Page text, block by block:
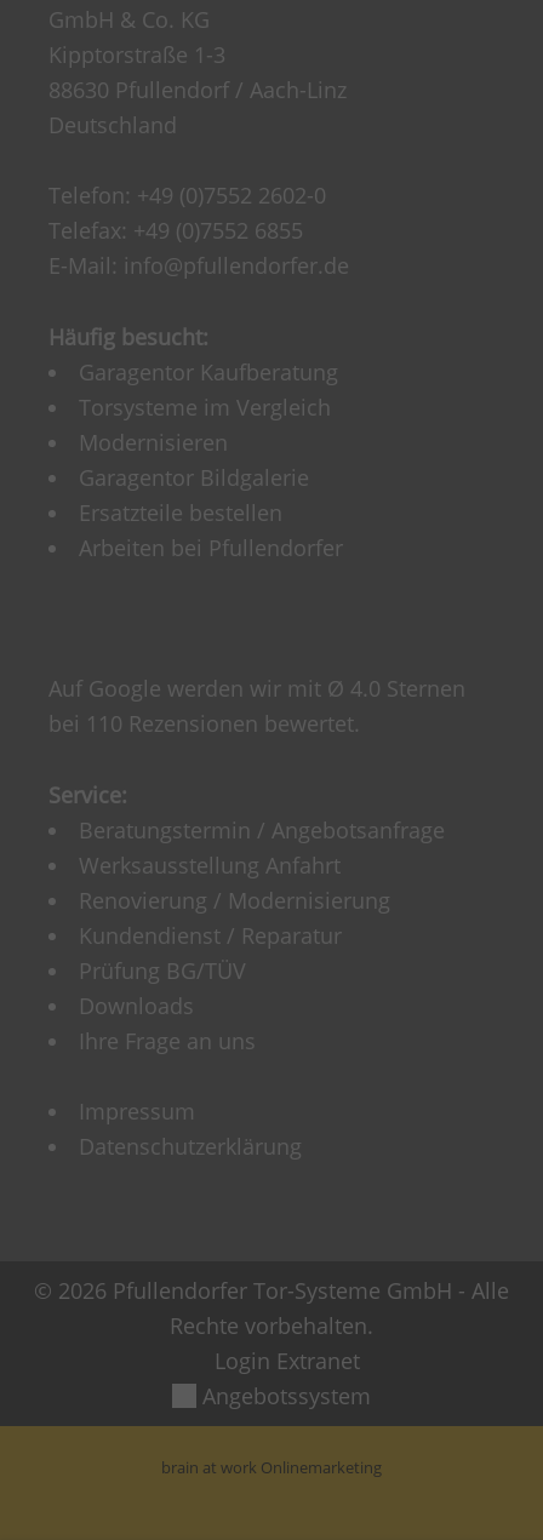
GmbH & Co. KG
Kipptorstraße 1-3
88630 Pfullendorf / Aach-Linz
Deutschland
Telefon: +49 (0)7552 2602-0
Telefax: +49 (0)7552 6855
E-Mail: info@pfullendorfer.de
Häufig besucht:
Garagentor Kaufberatung
Torsysteme im Vergleich
Modernisieren
Garagentor Bildgalerie
Ersatzteile bestellen
Arbeiten bei Pfullendorfer
Auf Google werden wir mit Ø 4.0 Sternen
bei 110 Rezensionen bewertet.
Service:
Beratungstermin / Angebotsanfrage
Werksausstellung Anfahrt
Renovierung / Modernisierung
Kundendienst / Reparatur
Prüfung BG/TÜV
Downloads
Ihre Frage an uns
Impressum
Datenschutzerklärung
© 2026 Pfullendorfer Tor-Systeme GmbH - Alle
Rechte vorbehalten.
Login Extranet
Angebotssystem
brain at work Onlinemarketing